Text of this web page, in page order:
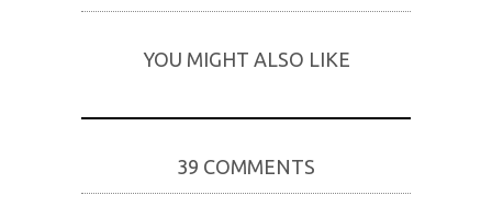
YOU MIGHT ALSO LIKE
39 COMMENTS